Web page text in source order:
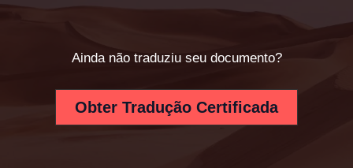
Ainda não traduziu seu documento?
Obter Tradução Certificada